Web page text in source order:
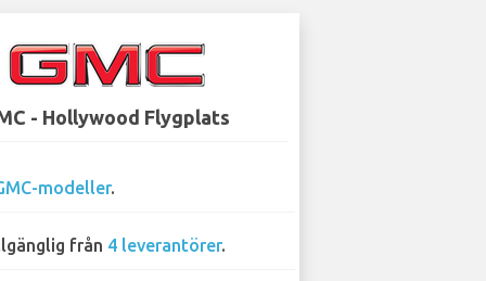
- Hollywood Flygplats
modeller.
från 4 leverantörer.